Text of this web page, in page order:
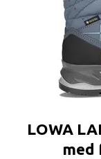
LOWA
med